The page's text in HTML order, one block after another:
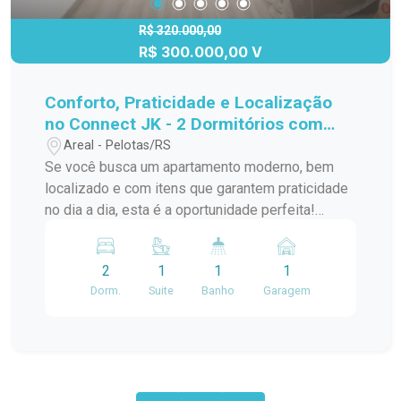
R$ 320.000,00
R$ 300.000,00 V
Conforto, Praticidade e Localização
no Connect JK - 2 Dormitórios com
Vaga Privativa!
Areal - Pelotas/RS
Se você busca um apartamento moderno, bem
localizado e com itens que garantem praticidade
no dia a dia, esta é a oportunidade perfeita!
Connect JK, na Av. JK de Oliveira, este imóvel
oferece tudo que você precisa para morar bem e
com comodidade. A poucos metros do Carrefour,
2
Dorm.
1
Suite
1
Banho
1
Garagem